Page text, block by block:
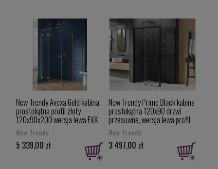
New Trendy Avexa Gold kabina
prostokątna profil złoty
120x90x200 wersja lewa EXK-
1768
New Trendy
5 339,00 zł
New Trendy Prime Black kabina
prostokątna 120x90 drzwi
przesuwne, wersja lewa profil
czarny D-0320A/D-0129B
New Trendy
3 497,00 zł